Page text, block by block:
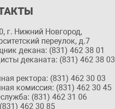
г. Нижний Новгород,
переулок, д.7
декана: (831) 462 38 01
деканата: (831) 462 38 03
ректора: (831) 462 30 03
комиссия: (831) 462 30 45
(831) 462 31 06
462 30 85